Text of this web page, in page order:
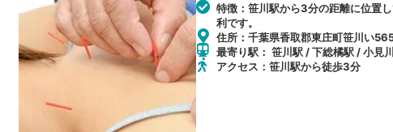
特徴：笹川駅から3分の距離に位置
利です。
住所：千葉県香取郡東庄町笹川い
最寄り駅： 笹川駅 / 下総橘駅 / 小見
アクセス：笹川駅から徒歩3分